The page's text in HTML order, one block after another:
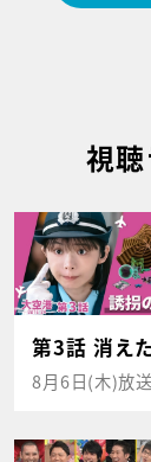
視
第3話 消え
8月6日(木)放